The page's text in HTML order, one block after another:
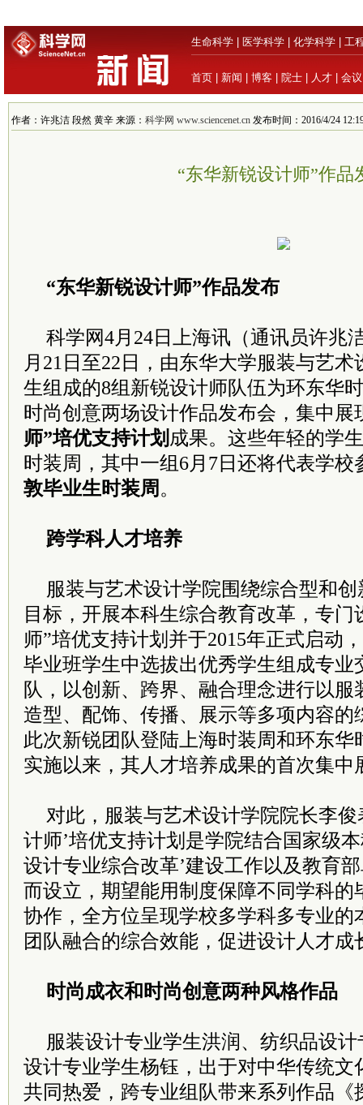
生命科学 医学科学 化学科学 工
首页 新闻 博客 院士 人才 会议
作者：许兆洁 段然 黄辛 来源： 科学网 www.sciencenet.cn 发布时间：2016/4/24
“东华新锐设计师”作品
“东华新锐设计师”作品发布
科学网4月24日上海讯（通讯员许兆
月21日至22日，由东华大学服装与艺
生组成的8组新锐设计师队伍为环东华
时尚创意两场设计作品发布会，集中展
师”培优支持计划 成果。这些年轻的学
时装周，其中一组6月7日还将代表学校
敦毕业生时装周 。
跨学科人才培养
服装与艺术设计学院围绕综合型和
目标，开展本科生综合教育改革，专门
师”培优支持计划并于2015年正式启动
毕业班学生中选拔出优秀学生组成专业
队，以创新、跨界、融合理念进行以服
造型、配饰、传播、展示等多项内容的
此次新锐团队登陆上海时装周和环东华
实施以来，其人才培养成果的首次集中
对此，服装与艺术设计学院院长李俊
计师’培优支持计划是学院结合国家级
设计专业综合改革’建设工作以及教育
而设立，期望能用制度保障不同学科的
协作，全方位呈现学校多学科多专业的
团队融合的综合效能，促进设计人才成
时尚成衣和时尚创意两种风格作品
服装设计专业学生洪润、纺织品设
设计专业学生杨钰，出于对中华传统文
共同热爱，跨专业组队带来系列作品《